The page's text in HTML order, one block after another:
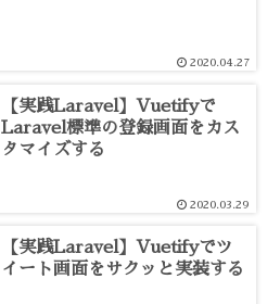
2020.04.27
【実践Laravel】Vuetifyで
Laravel標準の登録画面をカス
タマイズする
2020.03.29
【実践Laravel】Vuetifyでツ
イート画面をサクッと実装する